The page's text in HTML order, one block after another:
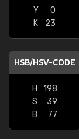
Y
0
K
23
HSB/HSV-CODE
H
198
S
39
B
77